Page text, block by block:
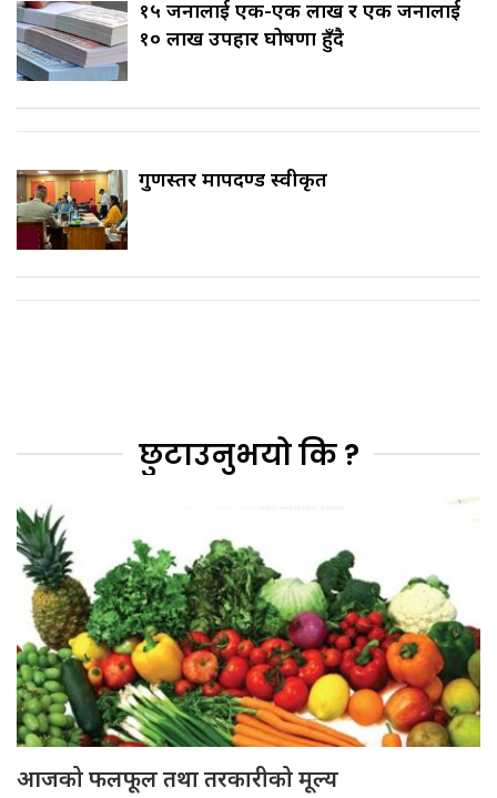
१५ जनालाई एक-एक लाख र एक जनालाई
१० लाख उपहार घोषणा हुँदै
गुणस्तर मापदण्ड स्वीकृत
छुटाउनुभयो कि ?
आजको फलफूल तथा तरकारीको मूल्य